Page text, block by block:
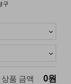
구
상품 금액 0원